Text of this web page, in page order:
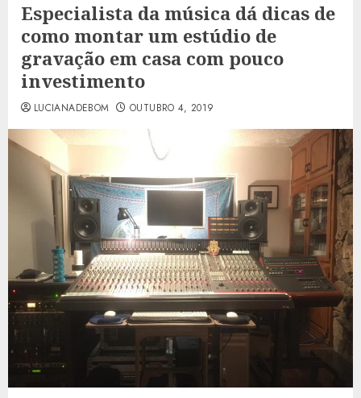
Especialista da música dá dicas de
como montar um estúdio de
gravação em casa com pouco
investimento
LUCIANADEBOM OUTUBRO 4, 2019